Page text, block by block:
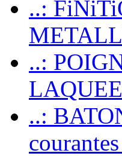
..:
..:
..: